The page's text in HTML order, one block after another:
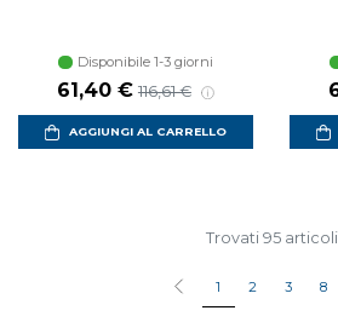
Disponibile 1-3 giorni
Prezzo scontato
61,40 € Prezzo di listino
116,61 €
AGGIUNGI AL CARRELLO
Trovati 95 articoli
1 2 3 8